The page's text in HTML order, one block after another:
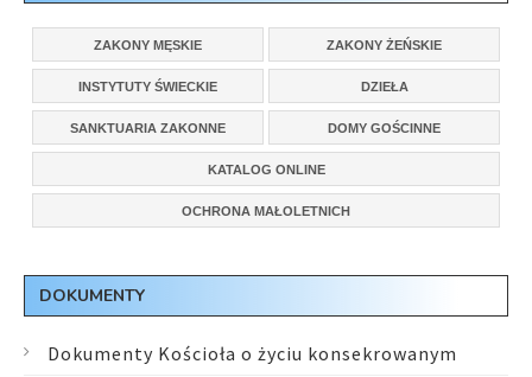
ZAKONY MĘSKIE ZAKONY ŻEŃSKIE
INSTYTUTY ŚWIECKIE DZIEŁA
SANKTUARIA ZAKONNE DOMY GOŚCINNE
KATALOG ONLINE
OCHRONA MAŁOLETNICH
DOKUMENTY
Dokumenty Kościoła o życiu konsekrowanym